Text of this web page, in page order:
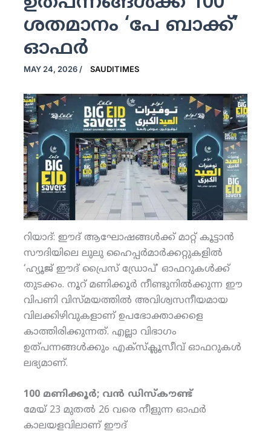
ശതമാനം ‘പേ ബാക്ക്’
ഓഫര്‍
MAY 24, 2026 / SAUDITIMES
റിയാദ്: ഈദ് ആഘോഷങ്ങള്‍ക്ക് മാറ്റ് കൂട്ടാന്‍
സൗദിയിലെ ലുലു ഹൈപ്പര്‍മാര്‍ക്കറ്റുകളില്‍
‘ഹ്യൂജ് ഈദ് പ്രൈസ് ഡ്രോപ്’ ഓഫറുകള്‍ക്ക്
തുടക്കം. നൂറ് മണിക്കൂര്‍ നീണ്ടുനില്‍ക്കുന്ന ഈ
വിപണി വിസ്മയത്തില്‍ അവിശ്വസനീയമായ
വിലക്കിഴിവുകളാണ് ഉപഭോക്താക്കളെ
കാത്തിരിക്കുന്നത്. എല്ലാ വിഭാഗം
ഉത്പന്നങ്ങള്‍ക്കും എക്‌സ്‌ക്ലൂസീവ് ഓഫറുകള്‍
ലഭ്യമാണ്.
100 മണിക്കൂര്‍; വന്‍ ഡിസ്‌കൗണ്ട്
മേയ് 23 മുതല്‍ 26 വരെ നീളുന്ന ഓഫര്‍
കാലയളവിലാണ് ഈദ്